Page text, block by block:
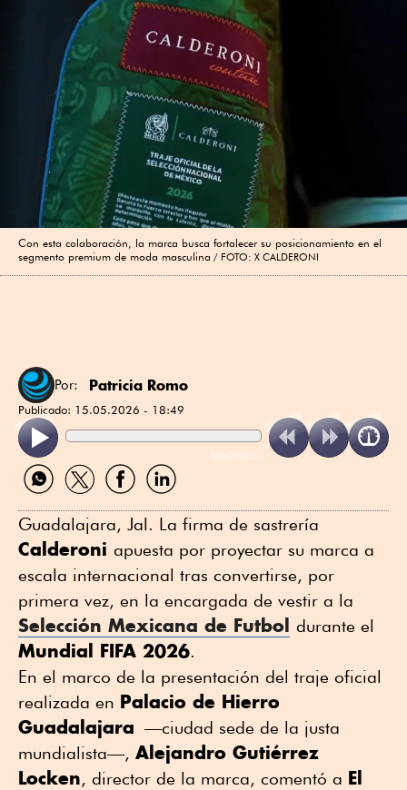
Con esta colaboración, la marca busca fortalecer su posicionamiento en el
segmento premium de moda masculina
FOTO: X CALDERONI
Por: Patricia Romo
Publicado: 15.05.2026 - 18:49
ReadSpeaker
Compartir
por
Compartir
por
Compartir
por
Compartir
por
Guadalajara, Jal. La firma de sastrería
Calderoni apuesta por proyectar su marca a
escala internacional tras convertirse, por
primera vez, en la encargada de vestir a la
Selección Mexicana de Futbol durante el
Mundial FIFA 2026.
En el marco de la presentación del traje oficial
realizada en Palacio de Hierro
Guadalajara —ciudad sede de la justa
mundialista—, Alejandro Gutiérrez
Locken, director de la marca, comentó a El